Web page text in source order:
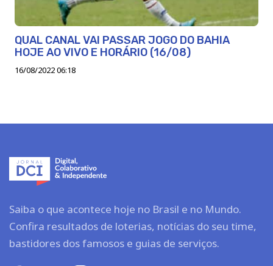
QUAL CANAL VAI PASSAR JOGO DO BAHIA
HOJE AO VIVO E HORÁRIO (16/08)
16/08/2022 06:18
Saiba o que acontece hoje no Brasil e no Mundo.
Confira resultados de loterias, notícias do seu time,
bastidores dos famosos e guias de serviços.